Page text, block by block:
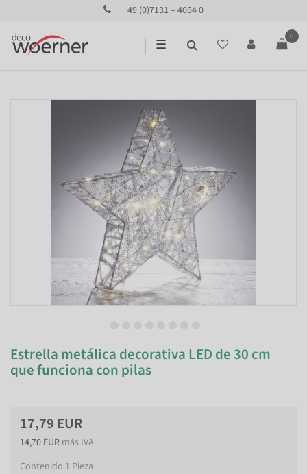
+49 (0)7131 – 4064 0
☰
0
Estrella metálica decorativa LED de 30 cm
que funciona con pilas
17,79 EUR
14,70 EUR más IVA
Contenido 1 Pieza